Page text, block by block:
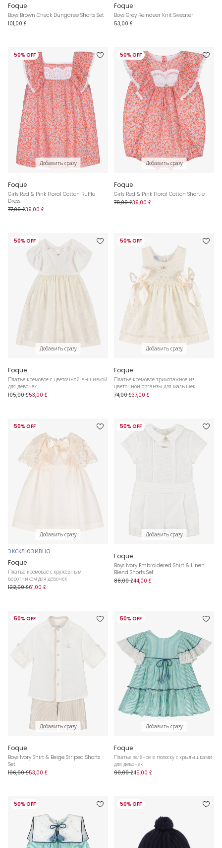
Foque
Boys Brown Check Dungaree Shorts Set
101,00 £
Foque
Boys Grey Reindeer Knit Sweater
53,00 £
50% OFF
Добавить сразу
Foque
Girls Red & Pink Floral Cotton Ruffle
Dress
77,00 £39,00 £
50% OFF
Добавить сразу
Foque
Girls Red & Pink Floral Cotton Shortie
78,00 £39,00 £
50% OFF
Добавить сразу
Foque
Платье кремовое с цветочной вышивкой
для девочек
105,00 £53,00 £
50% OFF
Добавить сразу
Foque
Платье кремовое трикотажное из
цветочной органзы для малышек
74,00 £37,00 £
50% OFF
Добавить сразу
ЭКСКЛЮЗИВНО
Foque
Платье кремовое с кружевным
воротником для девочек
122,00 £61,00 £
50% OFF
Добавить сразу
Foque
Boys Ivory Embroidered Shirt & Linen
Blend Shorts Set
88,00 £44,00 £
50% OFF
Добавить сразу
Foque
Boys Ivory Shirt & Beige Striped Shorts
Set
106,00 £53,00 £
50% OFF
Добавить сразу
Foque
Платье зелёное в полоску с крылышками
для девочек
90,00 £45,00 £
50% OFF 50% OFF